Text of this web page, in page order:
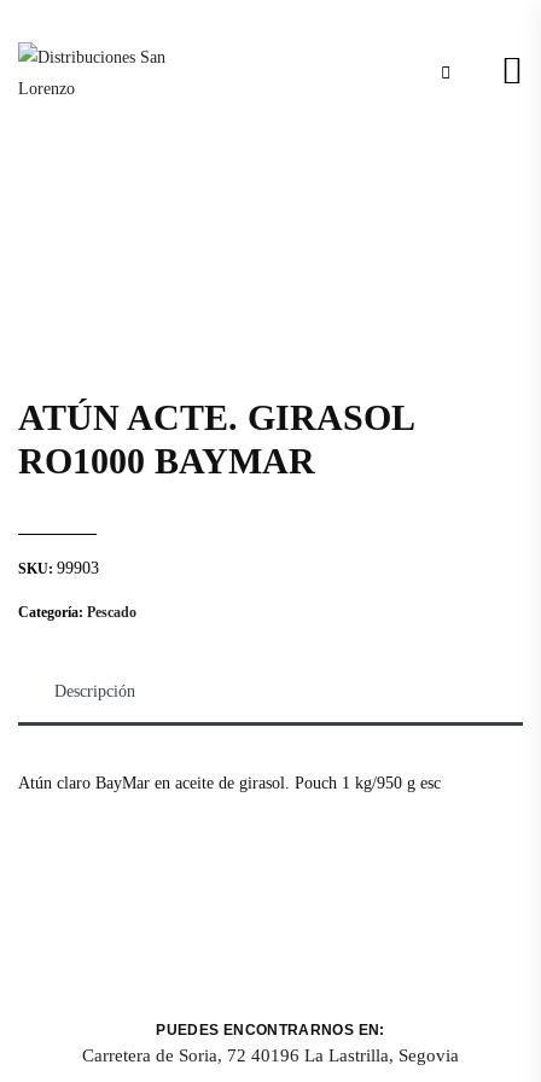
ATÚN ACTE. GIRASOL
RO1000 BAYMAR
SKU: 99903
Categoría: Pescado
Descripción
Atún claro BayMar en aceite de girasol. Pouch 1 kg/950 g esc
PUEDES ENCONTRARNOS EN:
Carretera de Soria, 72 40196 La Lastrilla, Segovia